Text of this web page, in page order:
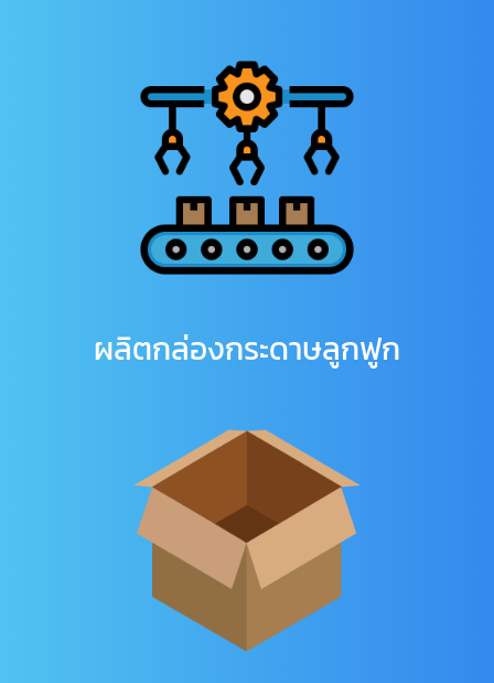
ผลิตกล่องกระดาษลูกฟูก